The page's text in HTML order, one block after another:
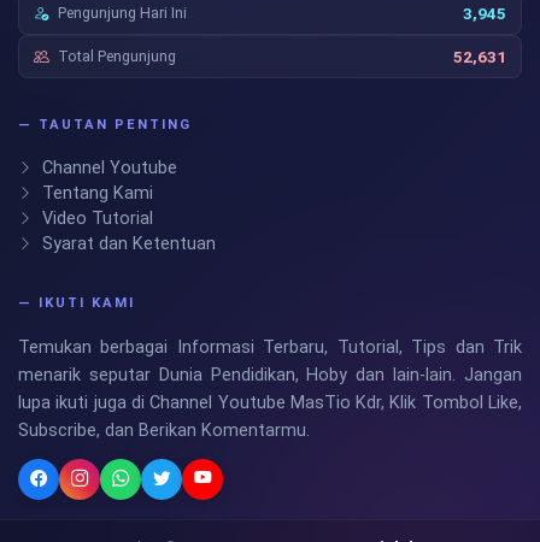
Pengunjung Hari Ini 3,945
Total Pengunjung 52,631
— TAUTAN PENTING
Channel Youtube
Tentang Kami
Video Tutorial
Syarat dan Ketentuan
— IKUTI KAMI
Temukan berbagai Informasi Terbaru, Tutorial, Tips dan Trik
menarik seputar Dunia Pendidikan, Hoby dan lain-lain. Jangan
lupa ikuti juga di Channel Youtube MasTio Kdr, Klik Tombol Like,
Subscribe, dan Berikan Komentarmu.